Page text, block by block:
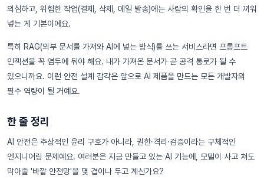
의심하고, 위험한 작업(결제, 삭제, 메일 발송)에는 사람의 확인을 한 번 더 끼워
넣는 게 기본이에요.
특히 RAG(외부 문서를 가져와 AI에 넣는 방식)를 쓰는 서비스라면 프롬프트
인젝션을 꼭 염두에 둬야 해요. 내가 가져온 문서가 곧 공격 통로가 될 수
있으니까요. 이런 안전 설계 감각은 앞으로 AI 제품을 만드는 모든 개발자의
필수 역량이 될 거예요.
한 줄 정리
AI 안전은 추상적인 윤리 구호가 아니라, 권한·격리·검증이라는 구체적인
엔지니어링 문제예요. 여러분은 지금 만들고 있는 AI 기능에, 모델이 사고 쳐도
막아줄 '바깥 안전망'을 몇 겹이나 두고 계신가요?